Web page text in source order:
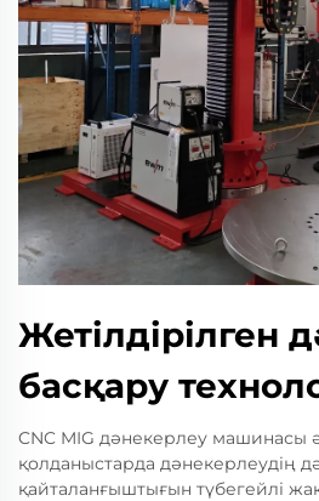
Жетілдірілген
басқару
CNC MIG дәнекерлеу машинасы
қолданыстарда дәнекерлеудің
қайталанғыштығын түбегейлі